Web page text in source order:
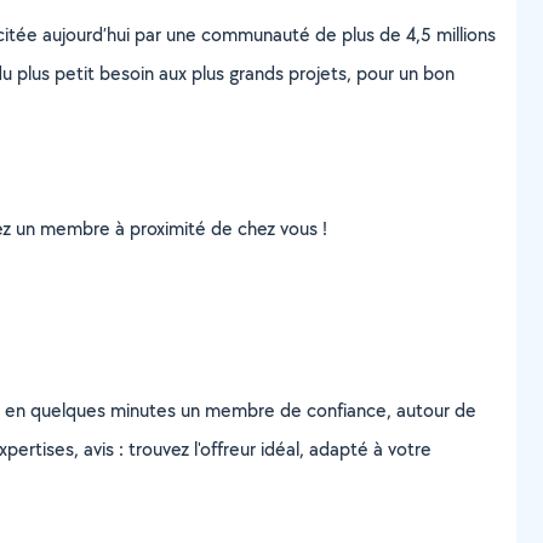
aujourd’hui par une communauté de plus de 4,5 millions
plus petit besoin aux plus grands projets, pour un bon
un membre à proximité de chez vous !
quelques minutes un membre de confiance, autour de
avis : trouvez l'offreur idéal, adapté à votre